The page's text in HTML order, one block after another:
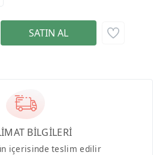
BİLGİLERİ
içerisinde teslim edilir